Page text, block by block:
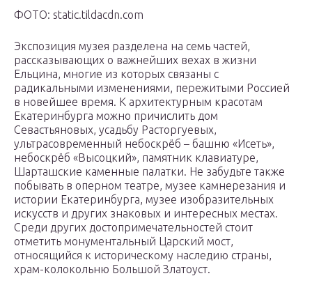
ФОТО: static.tildacdn.com
Экспозиция музея разделена на семь частей,
рассказывающих о важнейших вехах в жизни
Ельцина, многие из которых связаны с
радикальными изменениями, пережитыми Россией
в новейшее время. К архитектурным красотам
Екатеринбурга можно причислить дом
Севастьяновых, усадьбу Расторгуевых,
ультрасовременный небоскрёб – башню «Исеть»,
небоскрёб «Высоцкий», памятник клавиатуре,
Шарташские каменные палатки. Не забудьте также
побывать в оперном театре, музее камнерезания и
истории Екатеринбурга, музее изобразительных
искусств и других знаковых и интересных местах.
Среди других достопримечательностей стоит
отметить монументальный Царский мост,
относящийся к историческому наследию страны,
храм-колокольню Большой Златоуст.